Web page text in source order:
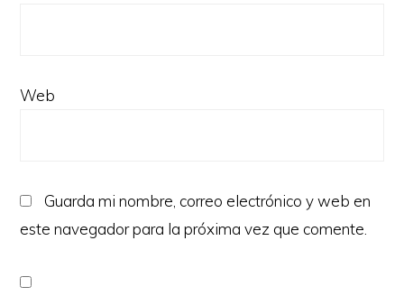
Web
Guarda mi nombre, correo electrónico y web en
este navegador para la próxima vez que comente.